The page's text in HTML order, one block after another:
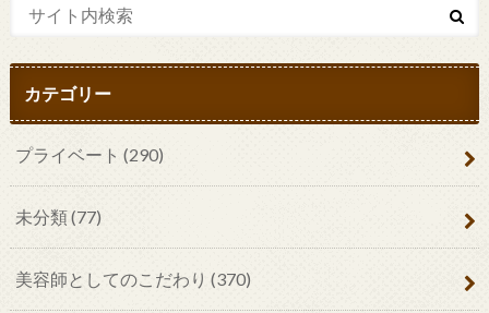
カテゴリー
プライベート (290)
未分類(77)
美容師としてのこだわり (370)